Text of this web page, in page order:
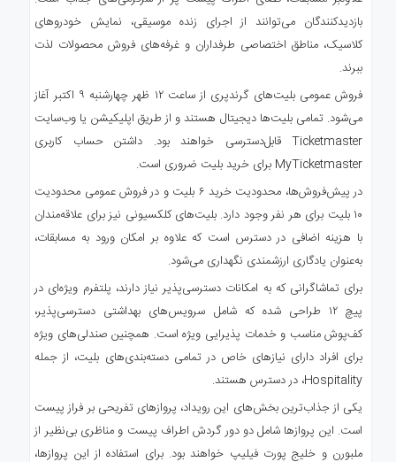
بازدیدکنندگان می‌توانند از اجرای زنده موسیقی، نمایش خودروهای
کلاسیک، مناطق اختصاصی طرفداران و غرفه‌های فروش محصولات لذت
ببرند.
فروش عمومی بلیت‌های گرندپری از ساعت ۱۲ ظهر چهارشنبه ۹ اکتبر آغاز
می‌شود. تمامی بلیت‌ها دیجیتال هستند و از طریق اپلیکیشن یا وب‌سایت
Ticketmaster قابل‌دسترسی خواهند بود. داشتن حساب کاربری
MyTicketmaster برای خرید بلیت ضروری است.
در پیش‌فروش‌ها، محدودیت خرید ۶ بلیت و در فروش عمومی محدودیت
۱۰ بلیت برای هر نفر وجود دارد. بلیت‌های کلکسیونی نیز برای علاقه‌مندان
با هزینه اضافی در دسترس است که علاوه بر امکان ورود به مسابقات،
به‌عنوان یادگاری ارزشمندی نگهداری می‌شود.
برای تماشاگرانی که به امکانات دسترسی‌پذیر نیاز دارند، پلتفرم ویژه‌ای در
پیچ ۱۲ طراحی شده که شامل سرویس‌های بهداشتی دسترسی‌پذیر،
کف‌پوش مناسب و خدمات پذیرایی ویژه است. همچنین صندلی‌های ویژه
برای افراد دارای نیازهای خاص در تمامی دسته‌بندی‌های بلیت، از جمله
Hospitality، در دسترس هستند.
یکی از جذاب‌ترین بخش‌های این رویداد، پروازهای تفریحی بر فراز پیست
است. این پروازها شامل دو دور گردش اطراف پیست و مناظری بی‌نظیر از
ملبورن و خلیج پورت فیلیپ خواهند بود. برای استفاده از این پروازها،